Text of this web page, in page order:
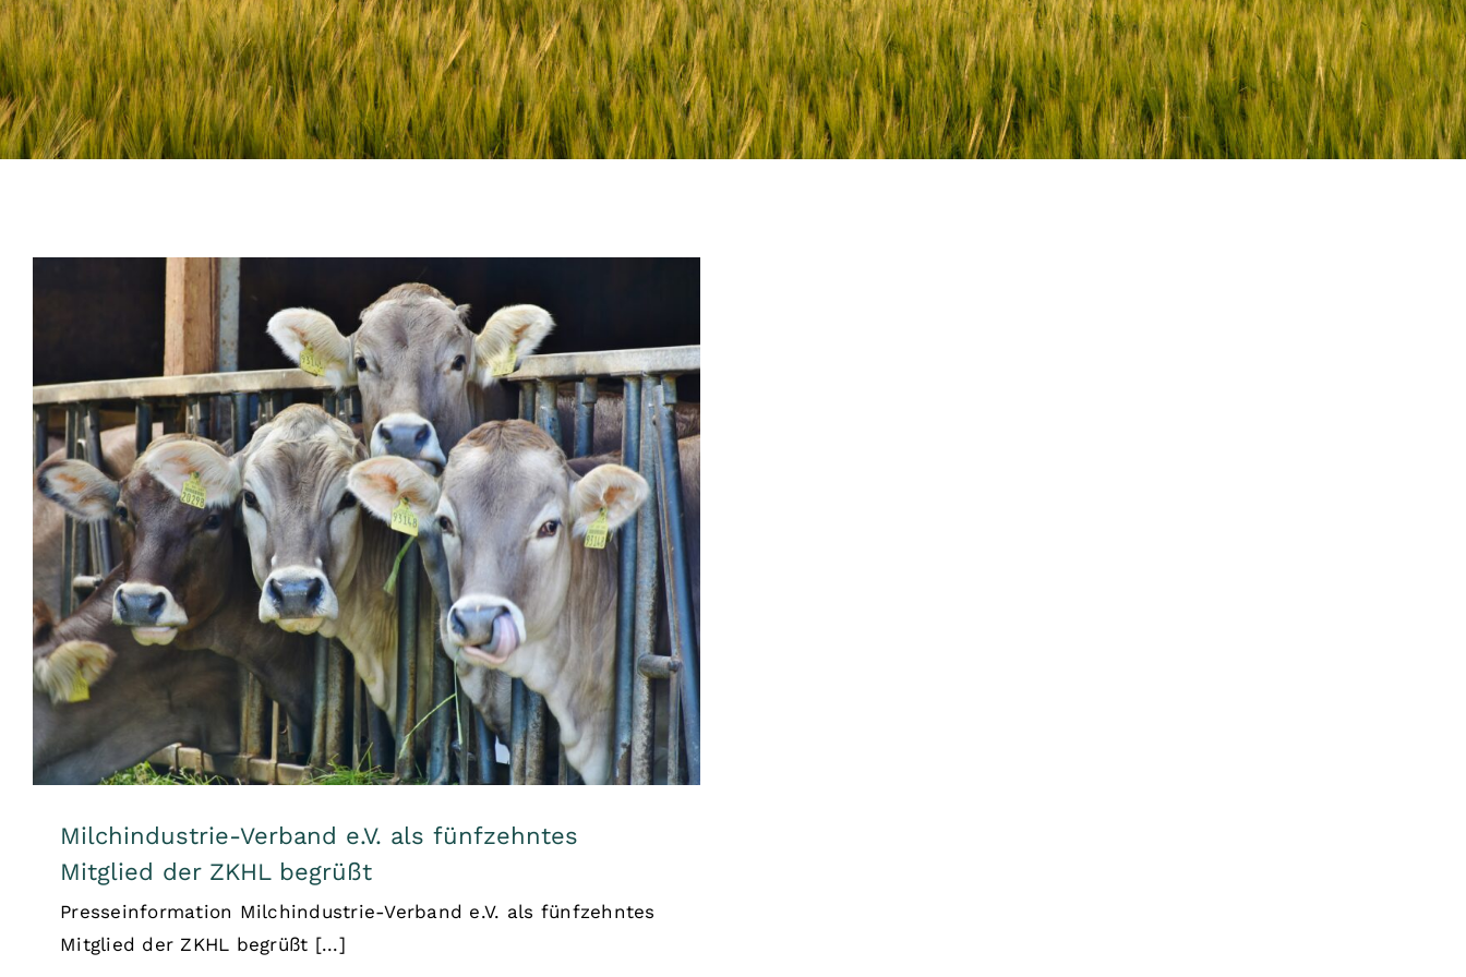
Milchindustrie-Verband e.V. als fünfzehntes
Mitglied der ZKHL begrüßt
Allgemein
Milchindustrie-Verband e.V. als fünfzehntes
Mitglied der ZKHL begrüßt
Presseinformation Milchindustrie-Verband e.V. als fünfzehntes
Mitglied der ZKHL begrüßt [...]